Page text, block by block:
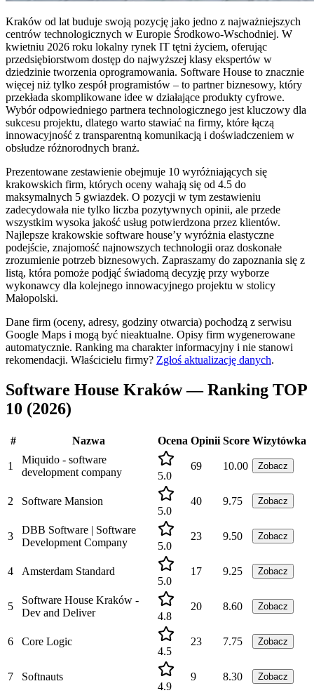
Kraków od lat buduje swoją pozycję jako jedno z najważniejszych
centrów technologicznych w Europie Środkowo-Wschodniej. W
kwietniu 2026 roku lokalny rynek IT tętni życiem, oferując
przedsiębiorstwom dostęp do najwyższej klasy ekspertów w
dziedzinie tworzenia oprogramowania. Software House to znacznie
więcej niż tylko zespół programistów – to partner biznesowy, który
przekłada skomplikowane idee w działające produkty cyfrowe.
Wybór odpowiedniego partnera technologicznego jest kluczowy dla
sukcesu projektu, dlatego warto stawiać na firmy, które łączą
innowacyjność z transparentną komunikacją i doświadczeniem w
obsłudze różnorodnych branż.
Prezentowane zestawienie obejmuje 10 wyróżniających się
krakowskich firm, których oceny wahają się od 4.5 do
maksymalnych 5 gwiazdek. O pozycji w tym zestawieniu
zadecydowała nie tylko liczba pozytywnych opinii, ale przede
wszystkim wysoka jakość usług potwierdzona przez klientów.
Najlepsze krakowskie software house’y wyróżnia elastyczne
podejście, znajomość najnowszych technologii oraz doskonałe
zrozumienie potrzeb biznesowych. Zapraszamy do zapoznania się z
listą, która pomoże podjąć świadomą decyzję przy wyborze
wykonawcy dla kolejnego innowacyjnego projektu w stolicy
Małopolski.
Dane firm (oceny, adresy, godziny otwarcia) pochodzą z serwisu
Google Maps i mogą być nieaktualne. Opisy firm wygenerowane
automatycznie. Ranking ma charakter informacyjny i nie stanowi
rekomendacji. Właścicielu firmy? Zgłoś aktualizację danych.
Software House Kraków — Ranking TOP
10 (2026)
# Nazwa Ocena Opinii Score Wizytówka
1
Miquido - software
development company
5.0
69 10.00 Zobacz
2
Software Mansion
5.0
40 9.75 Zobacz
3
DBB Software | Software
Development Company
5.0
23 9.50 Zobacz
4
Amsterdam Standard
5.0
17 9.25 Zobacz
5
Software House Kraków -
Dev and Deliver
4.8
20 8.60 Zobacz
6
Core Logic
4.5
23 7.75 Zobacz
7
Softnauts
4.9
9 8.30 Zobacz